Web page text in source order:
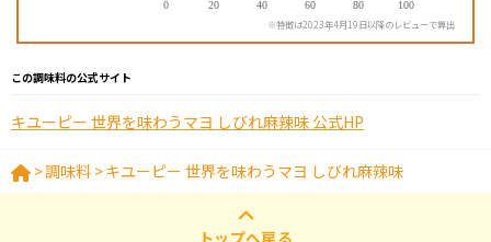
※特徴は2023年4月19日以降のレビューで算出
この調味料の公式サイト
キユーピー 世界を味わうマヨ しびれ麻辣味 公式HP
>調味料 >キユーピー 世界を味わうマヨ しびれ麻辣味